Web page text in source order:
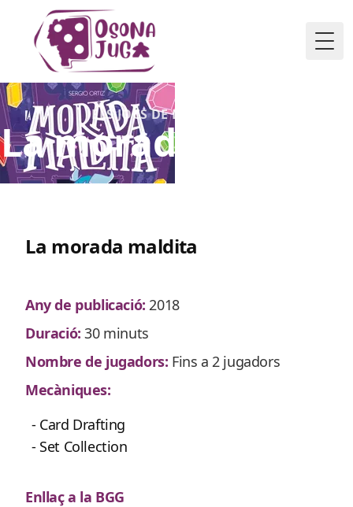
ELS JOCS DE L'ASSOCIACIÓ
La morada maldita
La morada maldita
Any de publicació:2018
Duració:30 minuts
Nombre de jugadors: Fins a 2 jugadors
Mecàniques:
- Card Drafting
- Set Collection
Enllaç a la BGG